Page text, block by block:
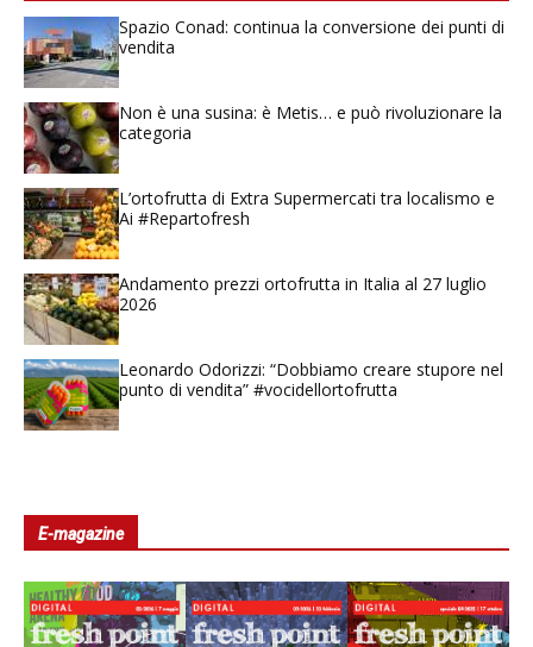
Spazio Conad: continua la conversione dei punti di
vendita
Non è una susina: è Metis… e può rivoluzionare la
categoria
L’ortofrutta di Extra Supermercati tra localismo e
Ai #Repartofresh
Andamento prezzi ortofrutta in Italia al 27 luglio
2026
Leonardo Odorizzi: “Dobbiamo creare stupore nel
punto di vendita” #vocidellortofrutta
E-magazine